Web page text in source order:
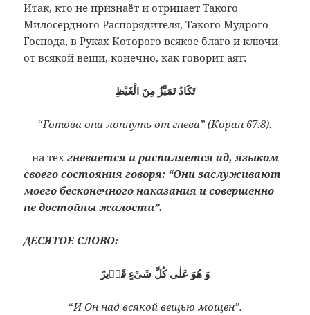
Итак, кто не признаёт и отрицает Такого
Милосердного Распорядителя, Такого Мудрого
Господа, в Руках Которого всякое благо и ключи
от всякой вещи, конечно, как говорит аят:
تَكَادُ تَمَيَّزُ مِنَ الْغَيْظِ
“Готова она лопнуть от гнева” (Коран 67:8).
– на техгневается и распаляется ад, языком
своего состояния говоря: “Они заслуживают
моего бесконечного наказания и совершенно
не достойны жалости”.
ДЕСЯТОЕ СЛОВО:
وَ هُوَ عَلٰى كُلِّ شَىْءٍ قَدٖيرٌ
“И Он над всякой вещью мощен”.